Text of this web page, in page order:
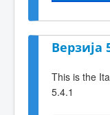
Верзија
This is the
5.4.1